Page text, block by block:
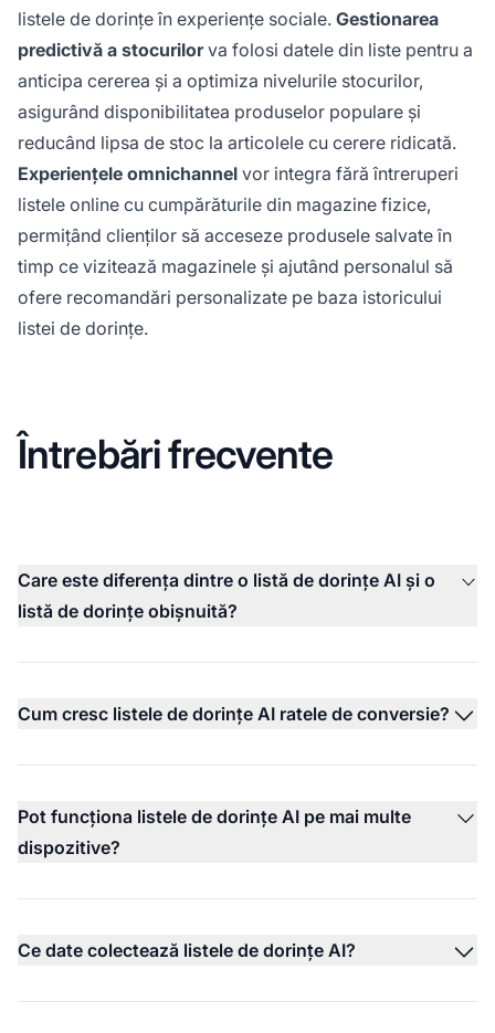
listele de dorințe în experiențe sociale. Gestionarea
predictivă a stocurilorva folosi datele din liste pentru a
anticipa cererea și a optimiza nivelurile stocurilor,
asigurând disponibilitatea produselor populare și
reducând lipsa de stoc la articolele cu cerere ridicată.
Experiențele omnichannel vor integra fără întreruperi
listele online cu cumpărăturile din magazine fizice,
permițând clienților să acceseze produsele salvate în
timp ce vizitează magazinele și ajutând personalul să
ofere recomandări personalizate pe baza istoricului
listei de dorințe.
Întrebări frecvente
Care este diferența dintre o listă de dorințe AI și o
listă de dorințe obișnuită?
Cum cresc listele de dorințe AI ratele de conversie?
Pot funcționa listele de dorințe AI pe mai multe
dispozitive?
Ce date colectează listele de dorințe AI?